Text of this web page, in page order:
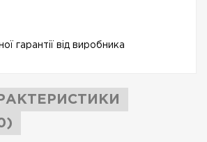
гарантії від виробника